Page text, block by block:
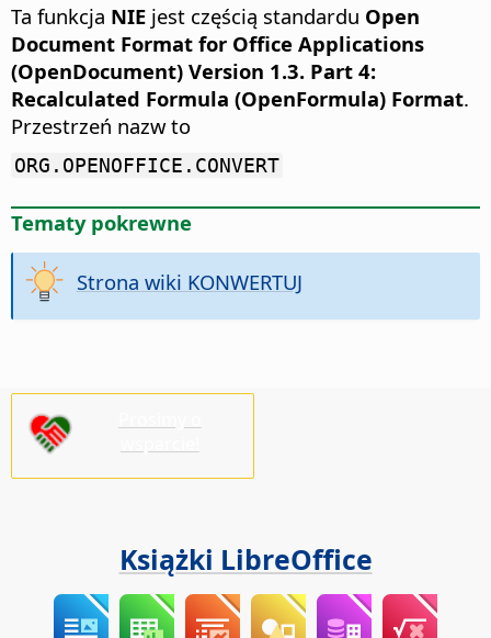
Ta funkcja NIE jest częścią standardu Open
Document Format for Office Applications
(OpenDocument) Version 1.3. Part 4:
Recalculated Formula (OpenFormula) Format.
Przestrzeń nazw to
ORG.OPENOFFICE.CONVERT
Tematy pokrewne
Strona wiki KONWERTUJ
Książki LibreOffice